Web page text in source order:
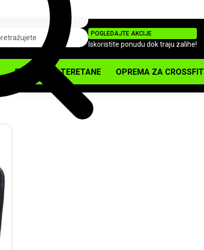
POGLEDAJTE AKCIJE
Iskoristite ponudu dok traju zalihe!
PODOVI ZA TERETANE OPREMA ZA CROSSFIT